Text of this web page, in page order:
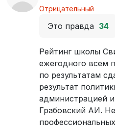
Отрицательный
Это правда 34
Рейтинг школы
ежегодного всем
по результатам
результат
администрацией
Грабовский АИ.